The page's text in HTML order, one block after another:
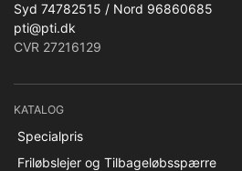
Syd 74782515 / Nord 96860685
pti@pti.dk
CVR 27216129
KATALOG
Specialpris
Friløbslejer og Tilbageløbsspærre